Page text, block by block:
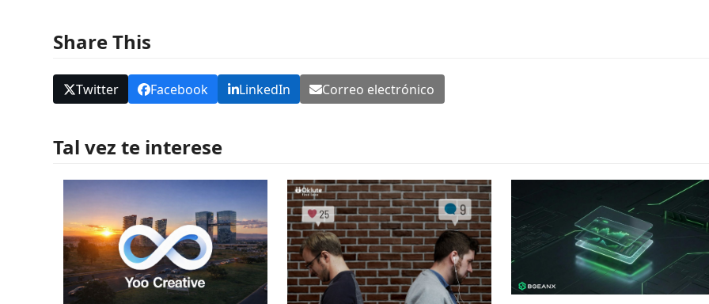
Share This
Twitter Facebook LinkedIn Correo electrónico
Tal vez te interese